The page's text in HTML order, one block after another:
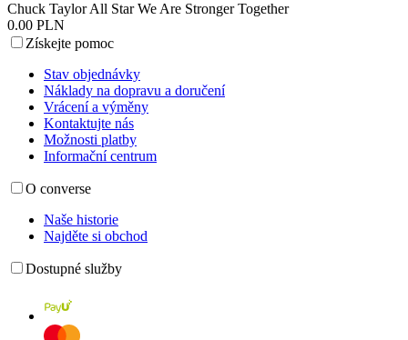
Chuck Taylor All Star We Are Stronger Together
0.00 PLN
Získejte pomoc
Stav objednávky
Náklady na dopravu a doručení
Vrácení a výměny
Kontaktujte nás
Možnosti platby
Informační centrum
O converse
Naše historie
Najděte si obchod
Dostupné služby